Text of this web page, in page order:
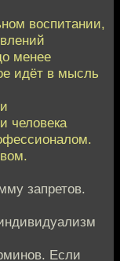
воспитании,
менее
идёт в мысль
человека
запретов.
Если